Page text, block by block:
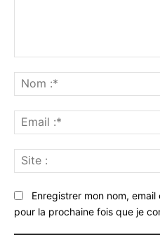
Enregistrer mon nom,
pour la prochaine fois que je